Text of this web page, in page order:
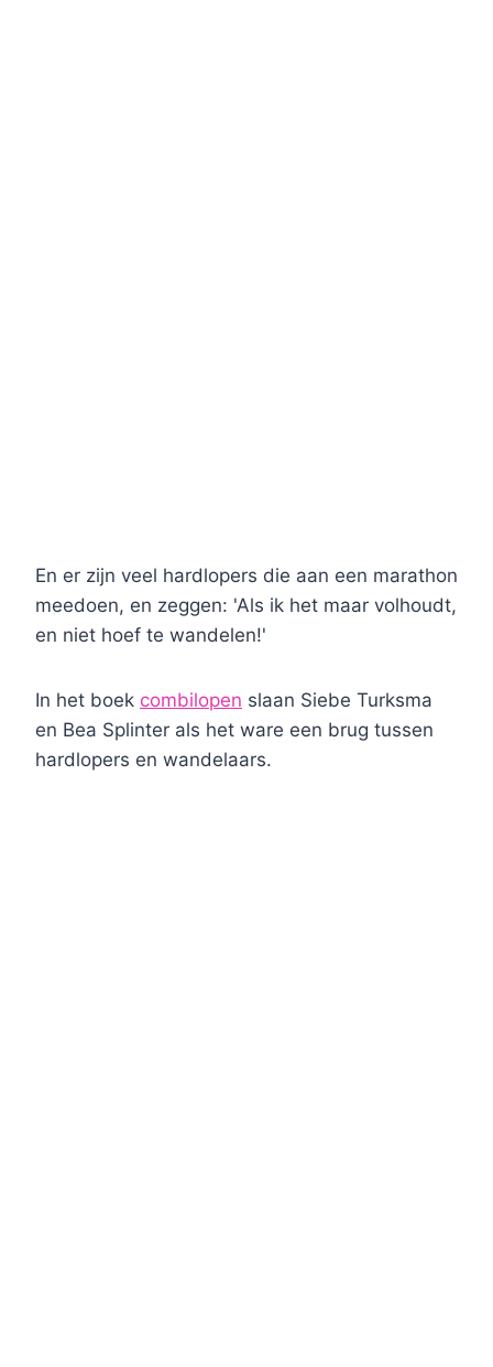
En er zijn veel hardlopers die aan een marathon
meedoen, en zeggen: 'Als ik het maar volhoudt,
en niet hoef te wandelen!'
In het boek combilopen slaan Siebe Turksma
en Bea Splinter als het ware een brug tussen
hardlopers en wandelaars.